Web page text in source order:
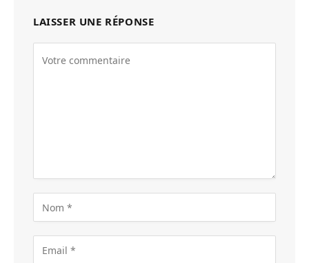
LAISSER UNE RÉPONSE